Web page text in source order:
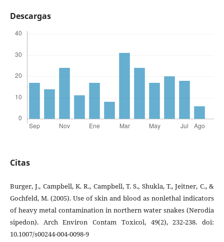
Descargas
Citas
Burger, J., Campbell, K. R., Campbell, T. S., Shukla, T., Jeitner, C., &
Gochfeld, M. (2005). Use of skin and blood as nonlethal indicators
of heavy metal contamination in northern water snakes (Nerodia
sipedon). Arch Environ Contam Toxicol, 49(2), 232-238. doi:
10.1007/s00244-004-0098-9